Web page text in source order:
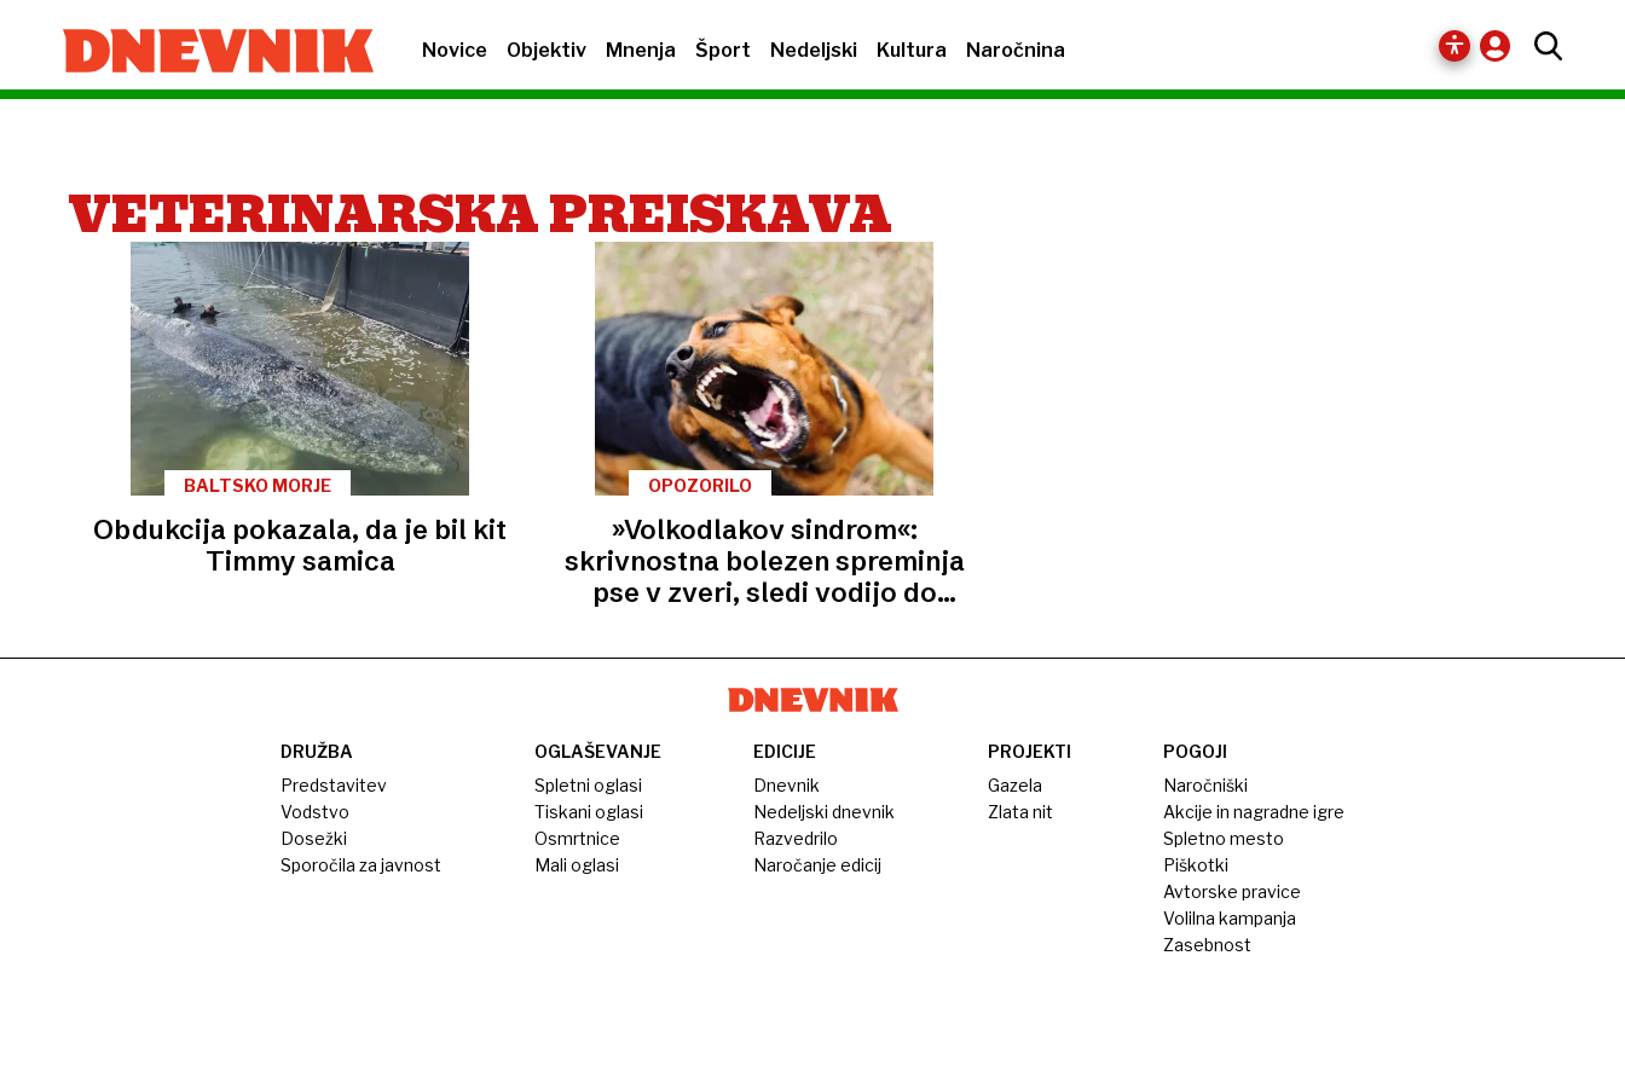
Novice Objektiv Mnenja Šport Nedeljski Kultura Naročnina
VETERINARSKA PREISKAVA
BALTSKO MORJE
Obdukcija pokazala, da je bil kit
Timmy samica
OPOZORILO
»Volkodlakov sindrom«:
skrivnostna bolezen spreminja
pse v zveri, sledi vodijo do
DRUŽBA
Predstavitev
Vodstvo
Dosežki
Sporočila za javnost
OGLAŠEVANJE
Spletni oglasi
Tiskani oglasi
Osmrtnice
Mali oglasi
EDICIJE
Dnevnik
Nedeljski dnevnik
Razvedrilo
Naročanje edicij
PROJEKTI
Gazela
Zlata nit
POGOJI
Naročniški
Akcije in nagradne igre
Spletno mesto
Piškotki
Avtorske pravice
Volilna kampanja
Zasebnost